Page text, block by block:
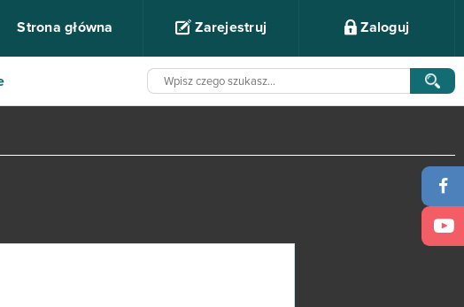
Strona główna Zarejestruj Zaloguj